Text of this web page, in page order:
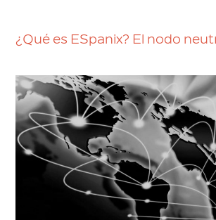
¿Qué es ESpanix? El nodo